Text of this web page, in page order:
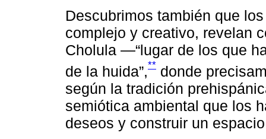
Descubrimos también que
complejo y creativo, revelan
Cholula —“lugar de los que
de la huida”,** donde
según la tradición
semiótica ambiental que los
deseos y construir un